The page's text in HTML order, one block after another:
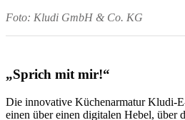
Foto: Kludi GmbH & Co. KG
„Sprich mit mir!“
Die innovative Küchenarmatur Kludi-
einen über einen digitalen Hebel, über